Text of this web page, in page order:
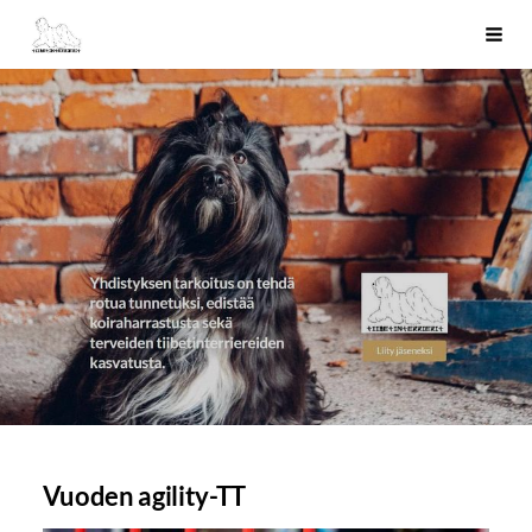
Siirry
sivun
sisältöön
Tiibetinterrierit ry
Vuoden agility-TT